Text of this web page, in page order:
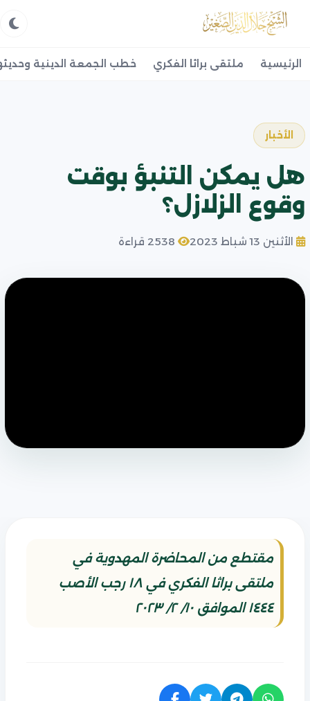
الرئيسية ملتقى براثا الفكري خطب الجمعة الدينية
الأخبار
هل يمكن التنبؤ بوقت
وقوع الزلازل؟
الأثنين 13 شباط 2023
مقتطع من المحاضرة المهدوية في
ملتقى براثا الفكري في ١٨ رجب الأصب
١٤٤٤ الموافق ١٠/ ٢/ ٢٠٢٣